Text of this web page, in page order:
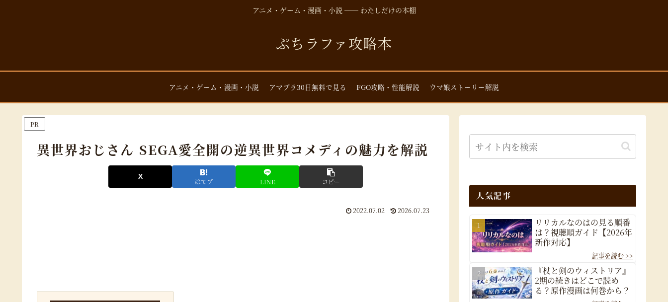
アニメ・ゲーム・漫画・小説 ── わたしだけの本棚
ぷちラファ攻略本
アニメ・ゲーム・漫画・小説 アマプラ30日無料で見る FGO攻略・性能解説 ウマ娘ストーリー解説
PR
異世界おじさん SEGA愛全開の逆異世界コメディの魅力を解説
はてブ LINE コピー
2022.07.02 2026.07.23
人気記事
リリカルなのはの見る順番
は？視聴順ガイド【2026年
新作対応】
『杖と剣のウィストリア』
2期の続きはどこで読め
る？原作漫画は何巻から？